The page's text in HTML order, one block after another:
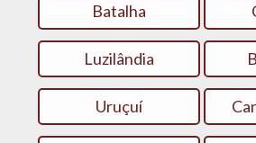
Batalha
Luzilândia
Uruçuí